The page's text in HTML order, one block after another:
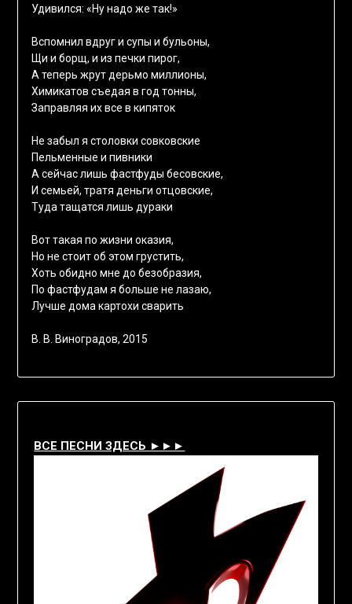
Удивился: «Ну надо же так!»
Вспомнил вдруг и супы и бульоны,
Щи и борщ, и из печки пирог,
А теперь жрут дерьмо миллионы,
Химикатов съедая в год тонны,
Заправляя их все в кипяток
Не забыл я столовки совковские
Пельменные и пивники
А сейчас лишь фастфуды бесовские,
И семьей, тратя деньги отцовские,
Туда тащатся лишь дураки
Вот такая по жизни оказия,
Но не стоит об этом грустить,
Хоть обидно мне до безобразия,
По фастфудам я больше не лазаю,
Лучше дома картохи сварить
В. В. Виноградов, 2015
ВСЕ ПЕСНИ ЗДЕСЬ ►►►